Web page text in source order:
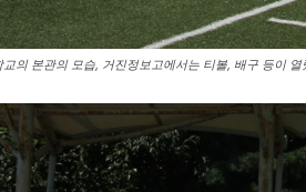
의 본관의 모습, 거진정보고에서는 티볼, 배구 등이 열